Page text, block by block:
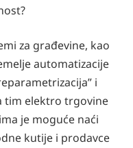
za građevine, kao
automatizacije
i
tim elektro trgovine
je moguće naći
kutije i prodavce